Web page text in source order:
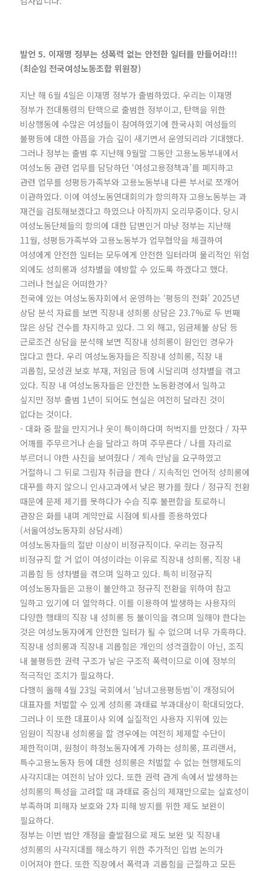
발언 5. 이재명 정부는 성폭력 없는 안전한 일터를 만들어라!!!
(최순임 전국여성노동조합 위원장)
지난 해 6월 4일은 이재명 정부가 출범하였다. 우리는 이재명
정부가 전대통령의 탄핵으로 출범한 정부이고, 탄핵을 위한
비상행동에 수많은 여성들이 참여하였기에 한국사회 여성들의
불평등에 대한 아픔을 가슴 깊이 새기면서 운영되리라 기대했다.
그러나 정부는 출범 후 지난해 9월말 그동안 고용노동부내에서
여성노동 관련 업무를 담당하던 ‘여성고용정책과’를 폐지하고
관련 업무를 성평등가족부와 고용노동부내 다른 부서로 쪼개어
이관하였다. 이에 여성노동연대회의가 항의하자 고용노동부는 과
재건을 검토해보겠다고 하였으나 아직까지 오리무중이다. 당시
여성노동단체들의 항의에 대한 답변인거 마냥 정부는 지난해
11월, 성평등가족부와 고용노동부가 업무협약을 체결하여
여성에게 안전한 일터는 모두에게 안전한 일터라며 물리적인 위험
외에도 성희롱과 성차별을 예방할 수 있도록 하겠다고 했다.
그러나 현실은 어떠한가?
전국에 있는 여성노동자회에서 운영하는 ‘평등의 전화’ 2025년
상담 분석 자료를 보면 직장내 성희롱 상담은 23.7%로 두 번째
많은 상담 건수를 차지하고 있다. 그 외 해고, 임금체불 상담 등
근로조건 상담을 분석해 보면 직장내 성희롱이 원인인 경우가
많다고 한다. 우리 여성노동자들은 직장내 성희롱, 직장 내
괴롭힘, 모성권 보호 부재, 저임금 등에 시달리며 성차별을 겪고
있다. 직장 내 여성노동자들은 안전한 노동환경에서 일하고
싶지만 정부 출범 1년이 되어도 현실은 여전히 달라진 것이
없다는 것이다.
- 대화 중 팔을 만지거나 옷이 특이하다며 허벅지를 만졌다 / 자꾸
어깨를 주무르거나 손을 달라고 하며 주무른다 / 나를 자리로
부르더니 야한 사진을 보여줬다 / 계속 만남을 요구하였고
거절하니 그 뒤로 그림자 취급을 한다 / 지속적인 언어적 성희롱에
대꾸를 하지 않으니 인사고과에서 낮은 평가를 줬다 / 정규직 전환
때문에 문제 제기를 못하다가 수습 직후 불편함을 토로하니
관장은 화를 내며 계약만료 시점에 퇴사를 종용하였다
(서울여성노동자회 상담사례)
여성노동자들의 절반 이상이 비정규직이다. 우리는 정규직
비정규직 할 거 없이 여성이라는 이유로 직장내 성희롱, 직장 내
괴롭힘 등 성차별을 겪으며 일하고 있다. 특히 비정규직
여성노동자들은 고용이 불안하고 정규직 전환을 위하여 참고
일하고 있기에 더 열악하다. 이를 이용하여 발생하는 사용자의
다양한 행태의 직장 내 성희롱 등 불이익을 겪으며 일해야 한다는
것은 여성노동자에게 안전한 일터가 될 수 없으며 너무 가혹하다.
직장내 성희롱과 직장내 괴롭힘은 개인의 성격결함이 아닌, 조직
내 불평등한 권력 구조가 낳은 구조적 폭력이므로 이에 정부의
적극적인 조치가 필요하다.
다행히 올해 4월 23일 국회에서 ‘남녀고용평등법’이 개정되어
대표자를 처벌할 수 있게 성희롱 과태료 부과대상이 확대되었다.
그러나 이 또한 대표이사 외에 실질적인 사용자 지위에 있는
임원이 직장내 성희롱을 할 경우에는 여전히 제제할 수단이
제한적이며, 원청이 하청노동자에게 가하는 성희롱, 프리랜서,
특수고용노동자 등에 대한 성희롱은 처벌할 수 없는 현행제도의
사각지대는 여전히 남아 있다. 또한 권력 관계 속에서 발생하는
성희롱의 특성을 고려할 때 과태료 중심의 제재만으로는 실효성이
부족하며 피해자 보호와 2차 피해 방지를 위한 제도 보완이
필요하다.
정부는 이번 법안 개정을 출발점으로 제도 보완 및 직장내
성희롱의 사각지대를 해소하기 위한 추가적인 입법 논의가
이어져야 한다. 또한 직장에서 폭력과 괴롭힘을 근절하고 모든